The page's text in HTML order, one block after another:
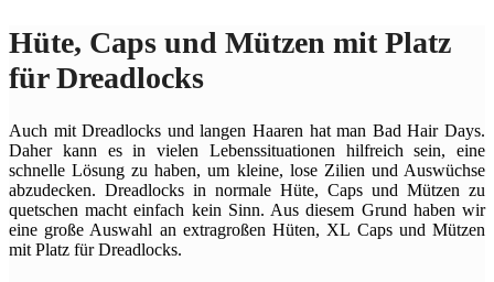
Hüte, Caps und Mützen mit Platz
für Dreadlocks
Auch mit Dreadlocks und langen Haaren hat man Bad Hair Days.
Daher kann es in vielen Lebenssituationen hilfreich sein, eine
schnelle Lösung zu haben, um kleine, lose Zilien und Auswüchse
abzudecken. Dreadlocks in normale Hüte, Caps und Mützen zu
quetschen macht einfach kein Sinn. Aus diesem Grund haben wir
eine große Auswahl an extragroßen Hüten, XL Caps und Mützen
mit Platz für Dreadlocks.